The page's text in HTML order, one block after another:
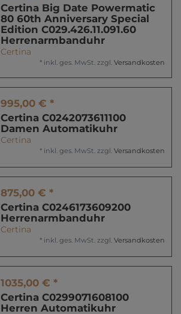
Certina Big Date Powermatic
80 60th Anniversary Special
Edition C029.426.11.091.60
Herrenarmbanduhr
Certina
* inkl. ges. MwSt. zzgl. Versandkosten
995,00 € *
Certina C0242073611100
Damen Automatikuhr
Certina
* inkl. ges. MwSt. zzgl. Versandkosten
875,00 € *
Certina C0246173609200
Herrenarmbanduhr
Certina
* inkl. ges. MwSt. zzgl. Versandkosten
1035,00 € *
Certina C0299071608100
Herren Automatikuhr